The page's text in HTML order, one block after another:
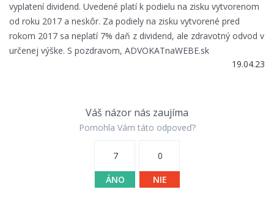
vyplatení dividend. Uvedené platí k podielu na zisku vytvorenom
od roku 2017 a neskôr. Za podiely na zisku vytvorené pred
rokom 2017 sa neplatí 7% daň z dividend, ale zdravotný odvod v
určenej výške. S pozdravom, ADVOKATnaWEBE.sk
19.04.23
Váš názor nás zaujíma
Pomohla Vám táto odpoveď?
7
ÁNO
0
NIE